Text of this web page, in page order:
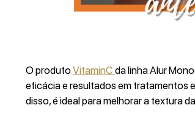
O produtoVitaminC da linha Alur
eficácia e resultados em tratamentos
disso, é ideal para melhorar a textura